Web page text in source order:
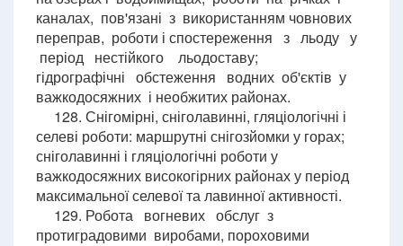
каналах, пов'язані з використанням човнових
переправ, роботи і спостереження з льоду у
період нестійкого льодоставу;
гідрографічні обстеження водних об'єктів у
важкодосяжних і необжитих районах.
128. Снігомірні, сніголавинні, гляціологічні і
селеві роботи: маршрутні снігозйомки у горах;
сніголавинні і гляціологічні роботи у
важкодосяжних високогірних районах у період
максимальної селевої та лавинної активності.
129. Робота вогневих обслуг з
протиградовими виробами, пороховими